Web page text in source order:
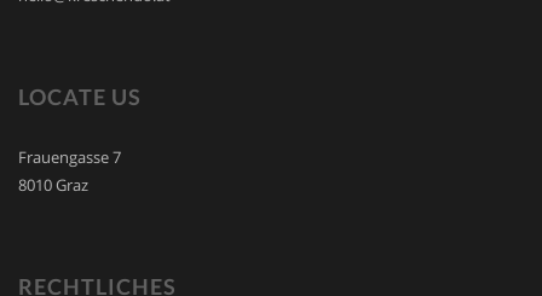
LOCATE US
Frauengasse 7
8010 Graz
RECHTLICHES